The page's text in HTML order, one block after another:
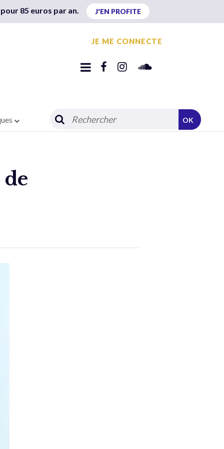
85 euros par an. J'EN PROFITE
JE ME CONNECTE
OK